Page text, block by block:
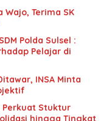
Wajo, Terima SK
Polda Sulsel :
Pelajar di
INSA Minta
Perkuat Stuktur